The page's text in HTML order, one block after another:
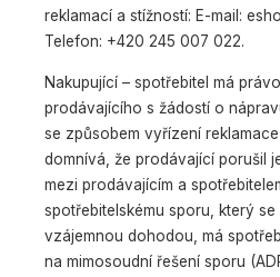
reklamací a stížností: E-mail:
Telefon: +420 245 007 022.
Nakupující – spotřebitel má
prodávajícího s žádostí o
se způsobem vyřízení
domnívá, že prodávající porušil
mezi prodávajícím a
spotřebitelskému sporu, který
vzájemnou dohodou, má
na mimosoudní řešení sporu